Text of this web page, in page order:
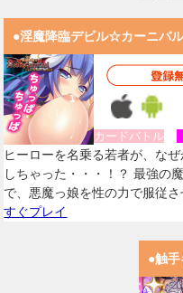
●淫魔降臨デビル☆カーニバ
カードバトル
ヒーローを名乗る若者が、な
しちゃった・・・！？ 最強の
で、悪魔っ娘を性の力で服従
すぐプレイ
●触